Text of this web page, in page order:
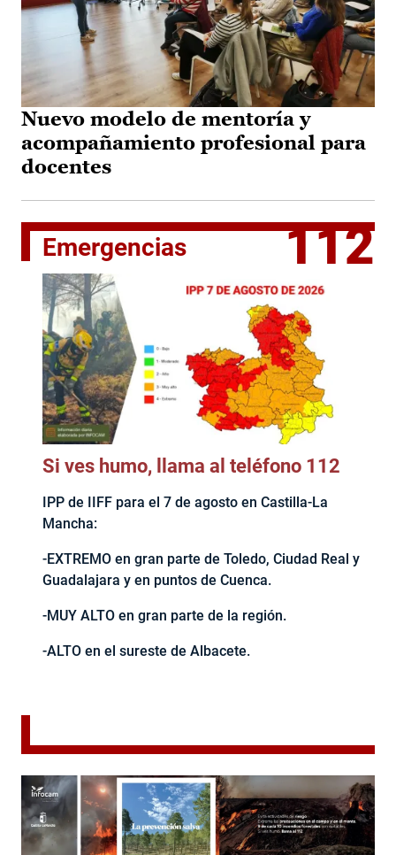
Nuevo modelo de mentoría y
acompañamiento profesional para
docentes
Emergencias 112
Si ves humo, llama al teléfono 112
IPP de IIFF para el 7 de agosto en Castilla-La
Mancha:
-EXTREMO en gran parte de Toledo, Ciudad Real y
Guadalajara y en puntos de Cuenca.
-MUY ALTO en gran parte de la región.
-ALTO en el sureste de Albacete.